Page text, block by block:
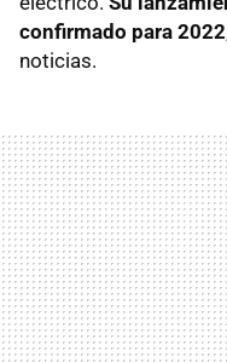
confirmado para 2022
noticias.